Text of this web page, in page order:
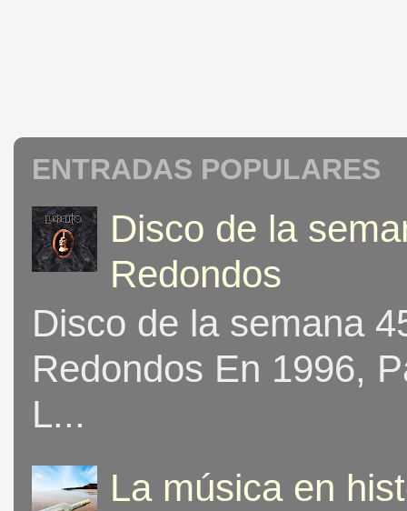
ENTRADAS POPULARES
Disco de la
Redondos
Disco de la semana
Redondos En 1996,
L...
La música en